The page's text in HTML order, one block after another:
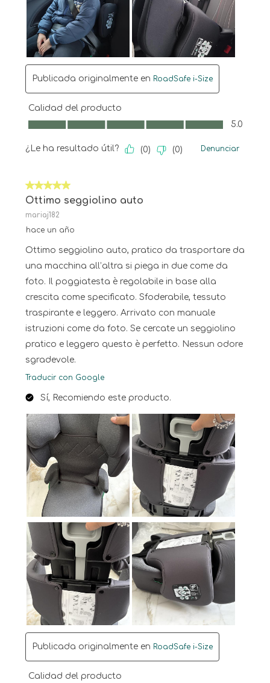
Publicada originalmente en RoadSafe i-Size
Calidad del producto
Calidad del producto, 5.0 de 5
5.0
¿Le ha resultado útil? (0) (0) Denunciar
5 de 5 estrellas.
Ottimo seggiolino auto
mariaj182
hace un año
Ottimo seggiolino auto, pratico da trasportare da
una macchina all’altra si piega in due come da
foto. Il poggiatesta è regolabile in base alla
crescita come specificato. Sfoderabile, tessuto
traspirante e leggero. Arrivato con manuale
istruzioni come da foto. Se cercate un seggiolino
pratico e leggero questo è perfetto. Nessun odore
sgradevole.
Traducir con Google
Sí, Recomiendo este producto.
Publicada originalmente en RoadSafe i-Size
Calidad del producto